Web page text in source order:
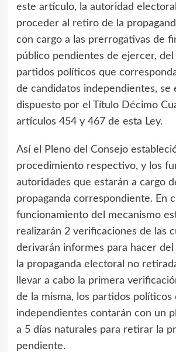
este artículo, la autoridad
proceder al retiro de la
con cargo a las prerrogativas de
público pendientes de ejercer,
partidos políticos que
de candidatos independientes, se
dispuesto por el Título Décimo
artículos 454 y 467 de esta Ley.
Así el Pleno del Consejo
procedimiento respectivo, y los
autoridades que estarán a cargo
propaganda correspondiente. En
funcionamiento del mecanismo
realizarán 2 verificaciones de las
derivarán informes para hacer
la propaganda electoral no
llevar a cabo la primera
de la misma, los partidos políticos
independientes contarán con un
a 5 días naturales para retirar la
pendiente.